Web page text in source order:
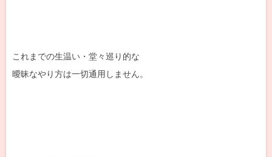
これまでの生温い・堂々巡り的な
曖昧なやり方は一切通用しません。